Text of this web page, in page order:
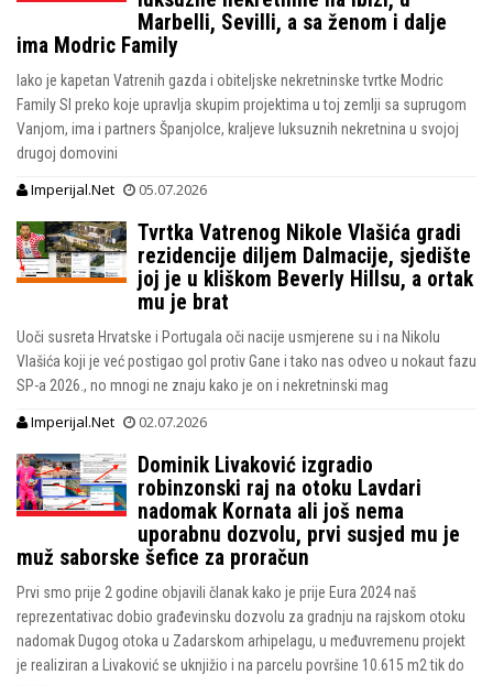
Marbelli, Sevilli, a sa ženom i dalje
ima Modric Family
Iako je kapetan Vatrenih gazda i obiteljske nekretninske tvrtke Modric
Family Sl preko koje upravlja skupim projektima u toj zemlji sa suprugom
Vanjom, ima i partners Španjolce, kraljeve luksuznih nekretnina u svojoj
drugoj domovini
Imperijal.Net 05.07.2026
Tvrtka Vatrenog Nikole Vlašića gradi
rezidencije diljem Dalmacije, sjedište
joj je u kliškom Beverly Hillsu, a ortak
mu je brat
Uoči susreta Hrvatske i Portugala oči nacije usmjerene su i na Nikolu
Vlašića koji je već postigao gol protiv Gane i tako nas odveo u nokaut fazu
SP-a 2026., no mnogi ne znaju kako je on i nekretninski mag
Imperijal.Net 02.07.2026
Dominik Livaković izgradio
robinzonski raj na otoku Lavdari
nadomak Kornata ali još nema
uporabnu dozvolu, prvi susjed mu je
muž saborske šefice za proračun
Prvi smo prije 2 godine objavili članak kako je prije Eura 2024 naš
reprezentativac dobio građevinsku dozvolu za gradnju na rajskom otoku
nadomak Dugog otoka u Zadarskom arhipelagu, u međuvremenu projekt
je realiziran a Livaković se uknjižio i na parcelu površine 10.615 m2 tik do